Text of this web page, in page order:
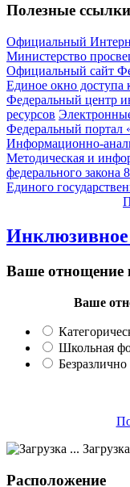
Полезные ссылки
Официальный
Министерство
Официальный сайт
Единое окно доступа
Федеральный центр
ресурсов
Федеральный портал
Информационно-
Методическая и
федерального закона
Единого
Инклюзивное
Ваше
Ваше
Школьная
Безразлично
Расположение